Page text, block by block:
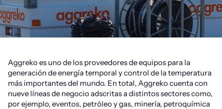
Aggreko es uno de los proveedores de equipos para la
generación de energía temporal y control de la temperatura
más importantes del mundo. En total, Aggreko cuenta con
nueve líneas de negocio adscritas a distintos sectores como,
por ejemplo, eventos, petróleo y gas, minería, petroquímica